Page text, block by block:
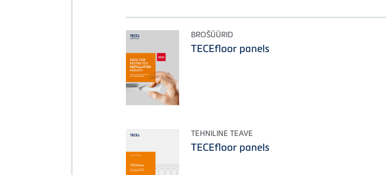
BROŠÜÜRID
TECEfloor panels
TEHNILINE TEAVE
TECEfloor panels